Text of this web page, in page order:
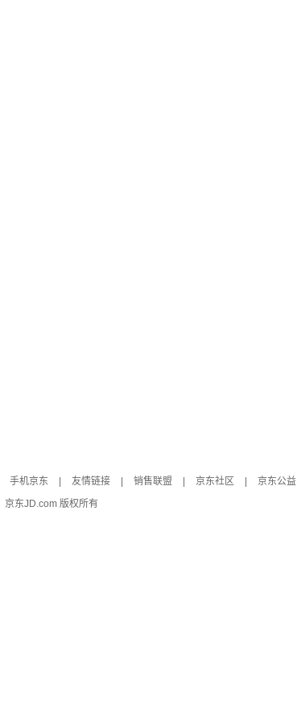
手机京东 友情链接 销售联盟 京东社区
京东公益
京东JD.com 版权所有